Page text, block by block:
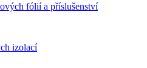
fólií a příslušenství
izolací